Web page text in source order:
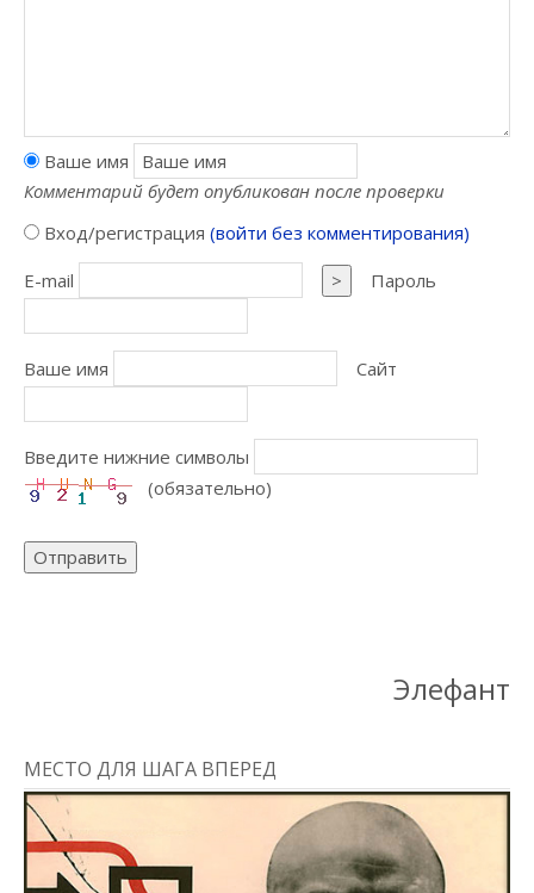
Ваше имя
Комментарий будет опубликован после проверки
Вход/регистрация (войти без комментирования)
E-mail
> Пароль
Ваше имя Сайт
Введите нижние символы
(обязательно)
Отправить
Элефант
МЕСТО ДЛЯ ШАГА ВПЕРЕД